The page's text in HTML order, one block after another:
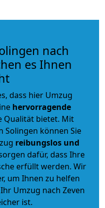
nach
es Ihnen
dass hier Umzug
hervorragende
Qualität bietet. Mit
können Sie
reibungslos und
dafür, dass Ihre
erfüllt werden. Wir
um Ihnen zu helfen
Umzug nach Zeven
ist.